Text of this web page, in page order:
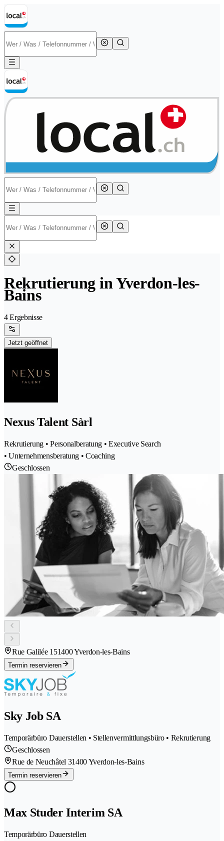
Rekrutierung in Yverdon-les-
Bains
4 Ergebnisse
Jetzt geöffnet
Nexus Talent Sàrl
Rekrutierung • Personalberatung • Executive Search
• Unternehmensberatung • Coaching
Geschlossen
Rue Galilée 151400 Yverdon-les-Bains
Termin reservieren
Sky Job SA
Temporärbüro Dauerstellen • Stellenvermittlungsbüro • Rekrutierung
Geschlossen
Rue de Neuchâtel 31400 Yverdon-les-Bains
Termin reservieren
Max Studer Interim SA
Temporärbüro Dauerstellen